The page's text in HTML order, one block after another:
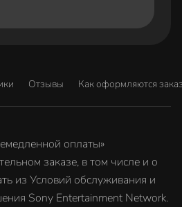
Отзывы Как оформляются
оплаты»
заказе, в том числе и о
из Условий обслуживания и
Sony Entertainment Network.